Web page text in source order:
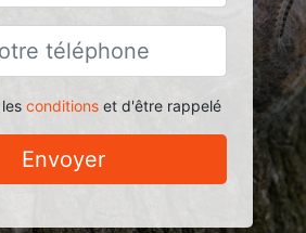
conditionset d'être rappelé
Envoyer